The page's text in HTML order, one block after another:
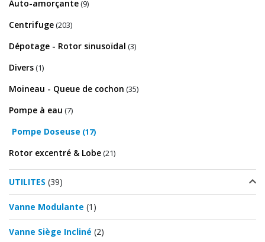
Auto-amorçante(9)
Centrifuge(203)
Dépotage - Rotor sinusoïdal (3)
Divers(1)
Moineau - Queue de cochon (35)
Pompe à eau (7)
Pompe Doseuse (17)
Rotor excentré & Lobe(21)
UTILITES (39)
Vanne Modulante (1)
Vanne Siège Incliné (2)